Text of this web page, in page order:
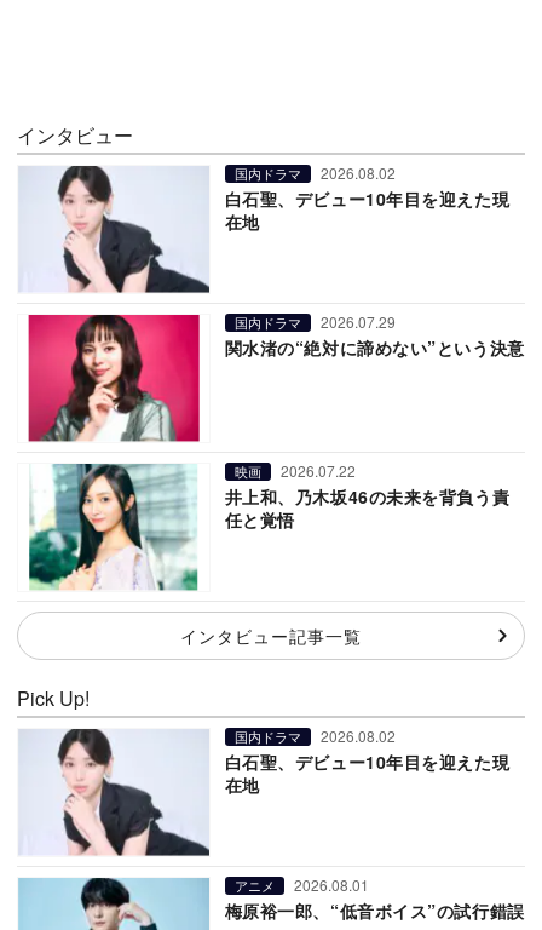
インタビュー
国内ドラマ 2026.08.02
白石聖、デビュー10年目を迎えた現
在地
国内ドラマ 2026.07.29
関水渚の“絶対に諦めない”という決意
映画 2026.07.22
井上和、乃木坂46の未来を背負う責
任と覚悟
インタビュー記事一覧
Pick Up!
国内ドラマ 2026.08.02
白石聖、デビュー10年目を迎えた現
在地
アニメ 2026.08.01
梅原裕一郎、“低音ボイス”の試行錯誤